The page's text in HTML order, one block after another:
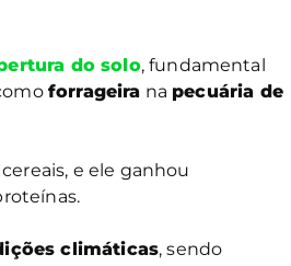
do solo, fundamental
forrageira na pecuária de
e ele ganhou
climáticas, sendo